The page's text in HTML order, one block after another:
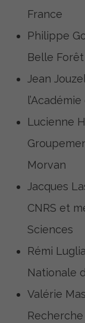
France
Philippe
Belle Forêt
Jean
Lucienne
Morvan
Jacques
CNRS et
Sciences
Rémi
Nationale
Valérie
Recherche